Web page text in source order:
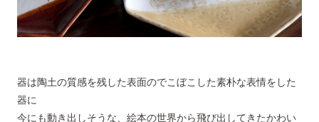
器は陶土の質感を残した表面のでこぼこした素朴な表情をした
器に
今にも動き出しそうな、絵本の世界から飛び出してきたかわい